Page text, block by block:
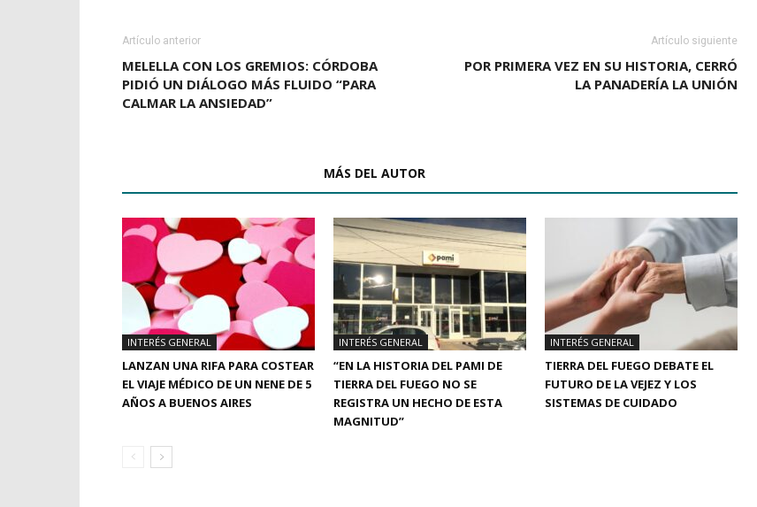
Artículo anterior
MELELLA CON LOS GREMIOS: CÓRDOBA
PIDIÓ UN DIÁLOGO MÁS FLUIDO “PARA
CALMAR LA ANSIEDAD”
Artículo siguiente
POR PRIMERA VEZ EN SU HISTORIA, CERRÓ
LA PANADERÍA LA UNIÓN
MÁS DEL AUTOR
INTERÉS GENERAL
LANZAN UNA RIFA PARA COSTEAR
EL VIAJE MÉDICO DE UN NENE DE 5
AÑOS A BUENOS AIRES
INTERÉS GENERAL
“EN LA HISTORIA DEL PAMI DE
TIERRA DEL FUEGO NO SE
REGISTRA UN HECHO DE ESTA
MAGNITUD”
INTERÉS GENERAL
TIERRA DEL FUEGO DEBATE EL
FUTURO DE LA VEJEZ Y LOS
SISTEMAS DE CUIDADO